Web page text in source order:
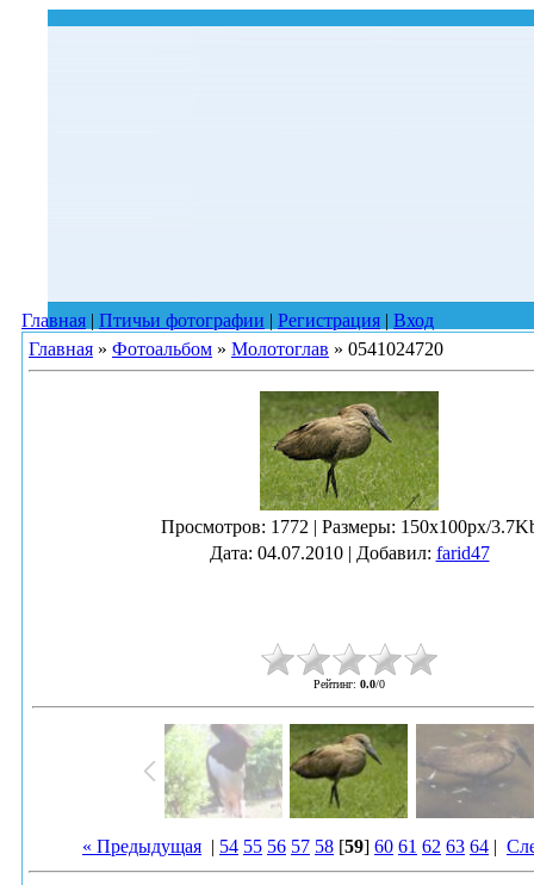
Главная | Птичьи фотографии | Регистрация | Вход
Главная » Фотоальбом » Молотоглав » 0541024720
Просмотров: 1772 | Размеры: 150x100px/
Дата: 04.07.2010 | Добавил: farid47
Рейтинг: 0.0/0
« Предыдущая | 54 55 56 57 58 [59] 60 61 62 63 64 |